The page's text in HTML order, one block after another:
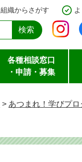
組織からさがす
各種相談窓口
・申請・募集
> あつまれ！学びプロ